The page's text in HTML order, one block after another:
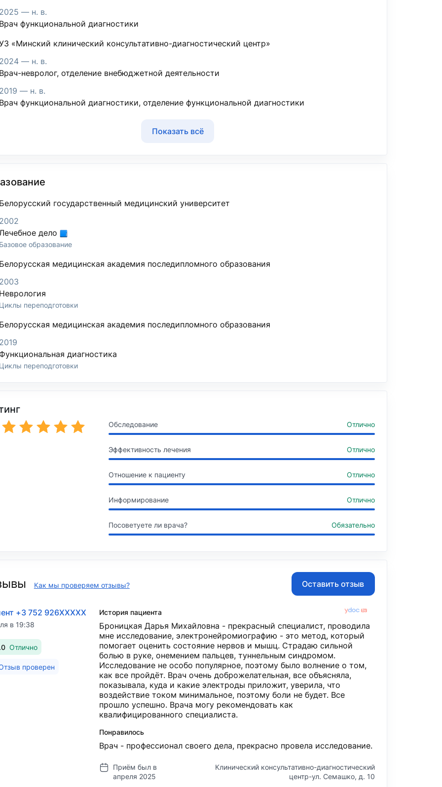
— н. в.
функциональной диагностики
«Минский клинический консультативно-диагностический центр»
— н. в.
невролог, отделение внебюджетной деятельности
— н. в.
функциональной диагностики, отделение функциональной диагностики
Показать всё
государственный медицинский университет
дело
образование
медицинская академия последипломного образования
переподготовки
медицинская академия последипломного образования
диагностика
переподготовки
Обследование Отлично
Эффективность лечения Отлично
Отношение к пациенту Отлично
Информирование Отлично
Посоветуете ли врача? Обязательно
Как мы проверяем отзывы? Оставить отзыв
+3 752 926XXXXX
в 19:38
Отлично
проверен
История пациента
Броницкая Дарья Михайловна - прекрасный специалист, проводила
мне исследование, электронейромиографию - это метод, который
помогает оценить состояние нервов и мышц. Страдаю сильной
болью в руке, онемением пальцев, туннельным синдромом.
Исследование не особо популярное, поэтому было волнение о том,
как все пройдёт. Врач очень доброжелательная, все объясняла,
показывала, куда и какие электроды приложит, уверила, что
воздействие током минимальное, поэтому боли не будет. Все
прошло успешно. Врача могу рекомендовать как
квалифицированного специалиста.
Понравилось
Врач - профессионал своего дела, прекрасно провела исследование.
Приём был в
апреля 2025
Клинический консультативно-диагностический
центр-ул. Семашко, д. 10